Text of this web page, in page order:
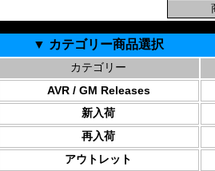
▼ カテゴリー商品選択
カテゴリー
AVR / GM Releases
新入荷
再入荷
アウトレット